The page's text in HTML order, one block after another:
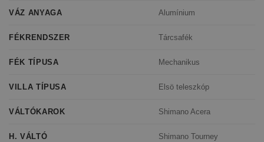
VÁZ ANYAGA Alumínium
FÉKRENDSZER Tárcsafék
FÉK TÍPUSA Mechanikus
VILLA TÍPUSA Elsö teleszkóp
VÁLTÓKAROK Shimano Acera
H. VÁLTÓ Shimano Tourney